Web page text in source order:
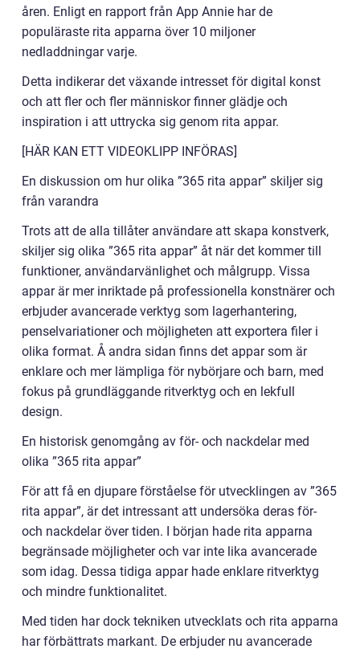
åren. Enligt en rapport från App Annie har de
populäraste rita apparna över 10 miljoner
nedladdningar varje.
Detta indikerar det växande intresset för digital konst
och att fler och fler människor finner glädje och
inspiration i att uttrycka sig genom rita appar.
[HÄR KAN ETT VIDEOKLIPP INFÖRAS]
En diskussion om hur olika ”365 rita appar” skiljer sig
från varandra
Trots att de alla tillåter användare att skapa konstverk,
skiljer sig olika ”365 rita appar” åt när det kommer till
funktioner, användarvänlighet och målgrupp. Vissa
appar är mer inriktade på professionella konstnärer och
erbjuder avancerade verktyg som lagerhantering,
penselvariationer och möjligheten att exportera filer i
olika format. Å andra sidan finns det appar som är
enklare och mer lämpliga för nybörjare och barn, med
fokus på grundläggande ritverktyg och en lekfull
design.
En historisk genomgång av för- och nackdelar med
olika ”365 rita appar”
För att få en djupare förståelse för utvecklingen av ”365
rita appar”, är det intressant att undersöka deras för-
och nackdelar över tiden. I början hade rita apparna
begränsade möjligheter och var inte lika avancerade
som idag. Dessa tidiga appar hade enklare ritverktyg
och mindre funktionalitet.
Med tiden har dock tekniken utvecklats och rita apparna
har förbättrats markant. De erbjuder nu avancerade